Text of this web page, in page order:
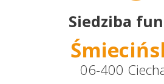
Siedziba
06-400